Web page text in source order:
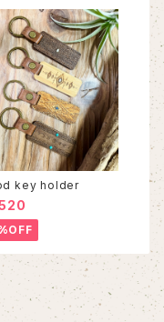
key holder